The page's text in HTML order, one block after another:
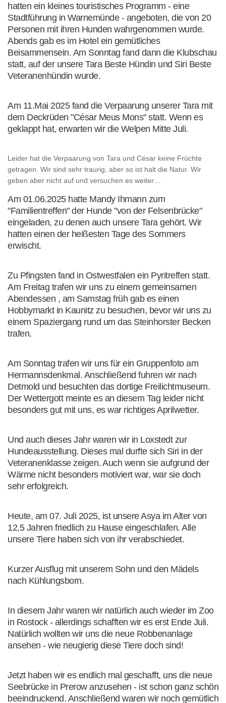
hatten ein kleines touristisches Programm - eine
Stadtführung in Warnemünde - angeboten, die von 20
Personen mit ihren Hunden wahrgenommen wurde.
Abends gab es im Hotel ein gemütliches
Beisammensein. Am Sonntag fand dann die Klubschau
statt, auf der unsere Tara Beste Hündin und Siri Beste
Veteranenhündin wurde.
Am 11.Mai 2025 fand die Verpaarung unserer Tara mit
dem Deckrüden "César Meus Mons" statt. Wenn es
geklappt hat, erwarten wir die Welpen Mitte Juli.
Leider hat die Verpaarung von Tara und César keine Früchte
getragen. Wir sind sehr traurig, aber so ist halt die Natur. Wir
geben aber nicht auf und versuchen es weiter…
Am 01.06.2025 hatte Mandy Ihmann zum
"Familientreffen" der Hunde "von der Felsenbrücke"
eingeladen, zu denen auch unsere Tara gehört. Wir
hatten einen der heißesten Tage des Sommers
erwischt.
Zu Pfingsten fand in Ostwestfalen ein Pyritreffen statt.
Am Freitag trafen wir uns zu einem gemeinsamen
Abendessen , am Samstag früh gab es einen
Hobbymarkt in Kaunitz zu besuchen, bevor wir uns zu
einem Spaziergang rund um das Steinhorster Becken
trafen.
Am Sonntag trafen wir uns für ein Gruppenfoto am
Hermannsdenkmal. Anschließend fuhren wir nach
Detmold und besuchten das dortige Freilichtmuseum.
Der Wettergott meinte es an diesem Tag leider nicht
besonders gut mit uns, es war richtiges Aprilwetter.
Und auch dieses Jahr waren wir in Loxstedt zur
Hundeausstellung. Dieses mal durfte sich Siri in der
Veteranenklasse zeigen. Auch wenn sie aufgrund der
Wärme nicht besonders motiviert war, war sie doch
sehr erfolgreich.
Heute, am 07. Juli 2025, ist unsere Asya im Alter von
12,5 Jahren friedlich zu Hause eingeschlafen. Alle
unsere Tiere haben sich von ihr verabschiedet.
Kurzer Ausflug mit unserem Sohn und den Mädels
nach Kühlungsborn.
In diesem Jahr waren wir natürlich auch wieder im Zoo
in Rostock - allerdings schafften wir es erst Ende Juli.
Natürlich wollten wir uns die neue Robbenanlage
ansehen - wie neugierig diese Tiere doch sind!
Jetzt haben wir es endlich mal geschafft, uns die neue
Seebrücke in Prerow anzusehen - ist schon ganz schön
beeindruckend. Anschließend waren wir noch gemütlich